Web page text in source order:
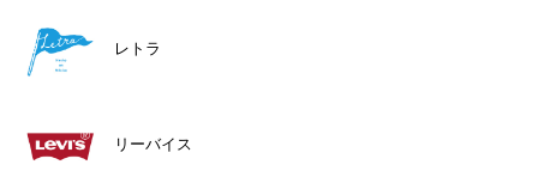
レトラ
リーバイス